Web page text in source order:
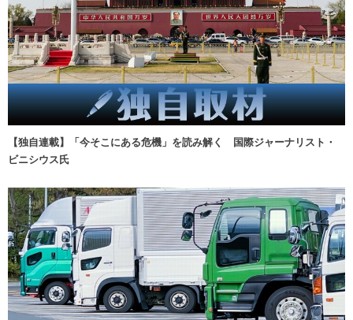
【独自連載】「今そこにある危機」を読み解く 国際ジャーナリスト・
ビニシウス氏